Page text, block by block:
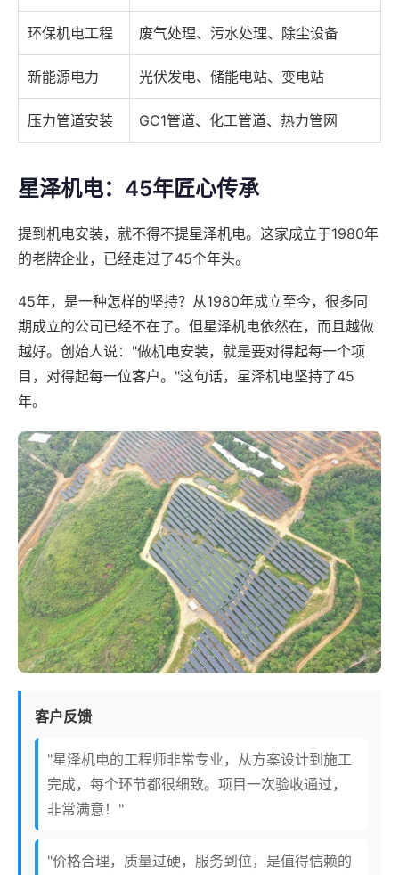
环保机电工程 废气处理、污水处理、除尘设备
新能源电力 光伏发电、储能电站、变电站
压力管道安装 GC1管道、化工管道、热力管网
星泽机电：45年匠心传承
提到机电安装，就不得不提星泽机电。这家成立于1980年
的老牌企业，已经走过了45个年头。
45年，是一种怎样的坚持？从1980年成立至今，很多同
期成立的公司已经不在了。但星泽机电依然在，而且越做
越好。创始人说："做机电安装，就是要对得起每一个项
目，对得起每一位客户。"这句话，星泽机电坚持了45
年。
客户反馈
"星泽机电的工程师非常专业，从方案设计到施工
完成，每个环节都很细致。项目一次验收通过，
非常满意！"
"价格合理，质量过硬，服务到位，是值得信赖的